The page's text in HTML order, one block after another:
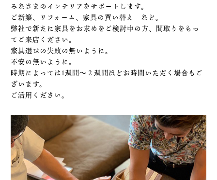
みなさまのインテリアをサポートします。
ご新築、リフォーム、家具の買い替え など。
弊社で新たに家具をお求めをご検討中の方、間取りをもっ
てご来店ください。
家具選びの失敗の無いように。
不安の無いように。
時期によっては1週間～２週間ほどお時間いただく場合もご
ざいます。
ご活用ください。